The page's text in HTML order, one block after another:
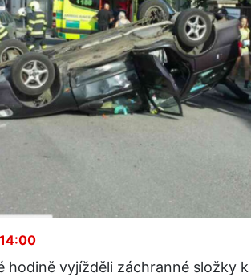
hodině vyjížděli záchranné složky